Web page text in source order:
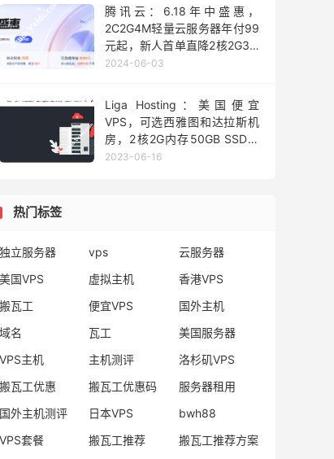
腾讯云：6.18年中盛惠，
2C2G4M轻量云服务器年付99
元起，新人首单直降2核2G3M
云服务器 82元/年
2024-06-03
Liga Hosting：美国便宜
VPS，可选西雅图和达拉斯机
房，2核2G内存50GB SSD，
1Gbps@2TB流量，年付€20
2023-06-16
热门标签
独立服务器 vps
云服务器
美国VPS
虚拟主机
香港VPS
搬瓦工
便宜VPS
国外主机
域名
瓦工
美国服务器
VPS主机
主机测评
洛杉矶VPS
搬瓦工优惠
搬瓦工优惠码
服务器租用
国外主机测评
日本VPS
bwh88
VPS套餐
搬瓦工推荐
搬瓦工推荐方案